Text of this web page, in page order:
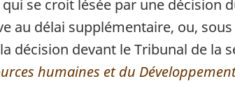
qui se croit lésée par une décision
au délai supplémentaire, ou,
décision devant le Tribunal de la
humaines et du